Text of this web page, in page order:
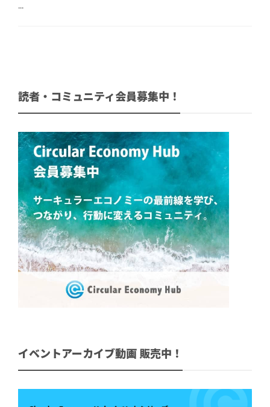
...
読者・コミュニティ会員募集中！
イベントアーカイブ動画 販売中！